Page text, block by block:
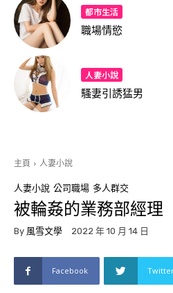
都市生活
職場情慾
人妻小說
騷妻引誘猛男